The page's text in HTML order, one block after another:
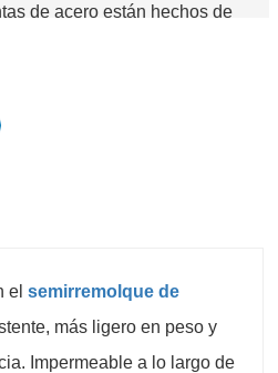
de acero están hechos de
livianas y bajas en
peso en comparación con
el semirremolque de
más ligero en peso y
Impermeable a lo largo de